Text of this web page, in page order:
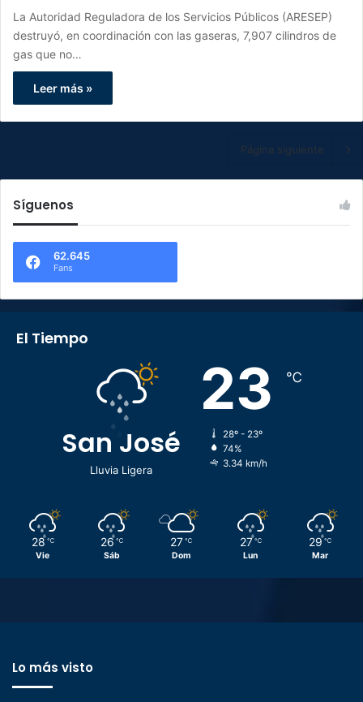
La Autoridad Reguladora de los Servicios Públicos (ARESEP)
destruyó, en coordinación con las gaseras, 7,907 cilindros de
gas que no…
Leer más »
Página siguiente
Síguenos
62.645
Fans
El Tiempo
San José
Lluvia Ligera
23 ℃
28º - 23º
74%
3.34 km/h
28 ℃
Vie
26 ℃
Sáb
27 ℃
Dom
27 ℃
Lun
29 ℃
Mar
Lo más visto